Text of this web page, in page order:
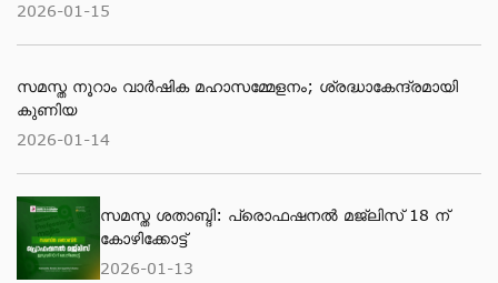
2026-01-15
സമസ്ത നൂറാം വാർഷിക മഹാസമ്മേളനം; ശ്രദ്ധാകേന്ദ്രമായി
കുണിയ
2026-01-14
സമസ്ത ശതാബ്ദി: പ്രൊഫഷനൽ മജ്‌ലിസ് 18 ന്
കോഴിക്കോട്ട്
2026-01-13